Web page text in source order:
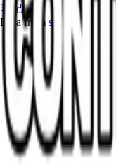
表記
Data from start.gg